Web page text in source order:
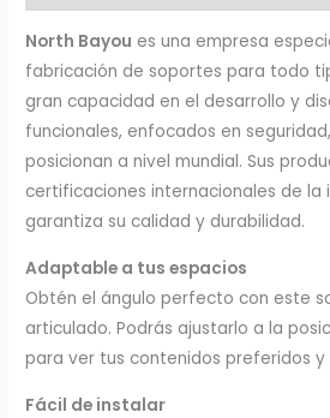
North Bayou es una empresa
fabricación de soportes para todo
gran capacidad en el desarrollo y
funcionales, enfocados en
posicionan a nivel mundial. Sus
certificaciones internacionales de la
garantiza su calidad y durabilidad.
Adaptable a tus espacios
Obtén el ángulo perfecto con este
articulado. Podrás ajustarlo a la
para ver tus contenidos preferidos y
Fácil de instalar